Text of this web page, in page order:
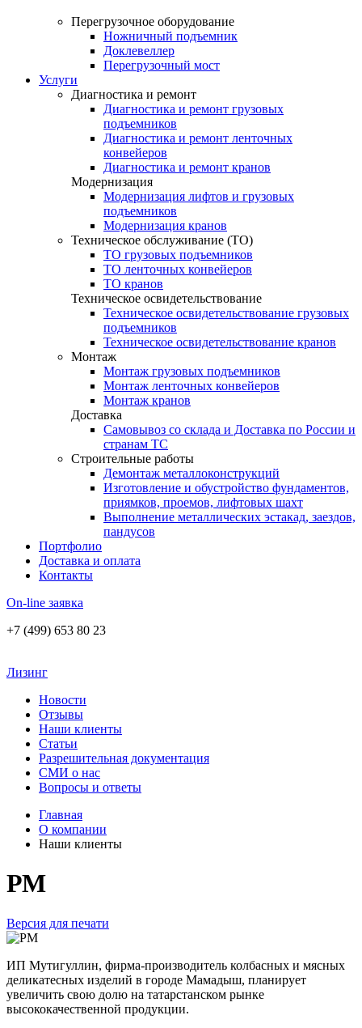
Перегрузочное оборудование
Ножничный подъемник
Доклевеллер
Перегрузочный мост
Услуги
Диагностика и ремонт
Диагностика и ремонт грузовых
подъемников
Диагностика и ремонт ленточных
конвейеров
Диагностика и ремонт кранов
Модернизация
Модернизация лифтов и грузовых
подъемников
Модернизация кранов
Техническое обслуживание (ТО)
ТО грузовых подъемников
ТО ленточных конвейеров
ТО кранов
Техническое освидетельствование
Техническое освидетельствование грузовых
подъемников
Техническое освидетельствование кранов
Монтаж
Монтаж грузовых подъемников
Монтаж ленточных конвейеров
Монтаж кранов
Доставка
Самовывоз со склада и Доставка по России и
странам ТС
Строительные работы
Демонтаж металлоконструкций
Изготовление и обустройство фундаментов,
приямков, проемов, лифтовых шахт
Выполнение металлических эстакад, заездов,
пандусов
Портфолио
Доставка и оплата
Контакты
On-line заявка
+7 (499) 653 80 23
Лизинг
Новости
Отзывы
Наши клиенты
Статьи
Разрешительная документация
СМИ о нас
Вопросы и ответы
Главная
О компании
Наши клиенты
РМ
Версия для печати
ИП Мутигуллин, фирма-производитель колбасных и мясных
деликатесных изделий в городе Мамадыш, планирует
увеличить свою долю на татарстанском рынке
высококачественной продукции.